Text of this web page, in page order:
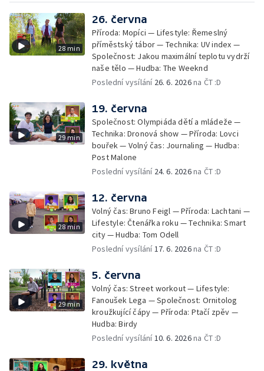
28 min
26. června
Příroda: Mopíci — Lifestyle: Řemeslný
příměstský tábor — Technika: UV index —
Společnost: Jakou maximální teplotu vydrží
naše tělo — Hudba: The Weeknd
Poslední vysílání 26. 6. 2026na ČT :D
29 min
19. června
Společnost: Olympiáda dětí a mládeže —
Technika: Dronová show — Příroda: Lovci
bouřek — Volný čas: Journaling — Hudba:
Post Malone
Poslední vysílání 24. 6. 2026na ČT :D
28 min
12. června
Volný čas: Bruno Feigl — Příroda: Lachtani —
Lifestyle: Čtenářka roku — Technika: Smart
city — Hudba: Tom Odell
Poslední vysílání 17. 6. 2026na ČT :D
29 min
5. června
Volný čas: Street workout — Lifestyle:
Fanoušek Lega — Společnost: Ornitolog
kroužkující čápy — Příroda: Ptačí zpěv —
Hudba: Birdy
Poslední vysílání 10. 6. 2026na ČT :D
29. května